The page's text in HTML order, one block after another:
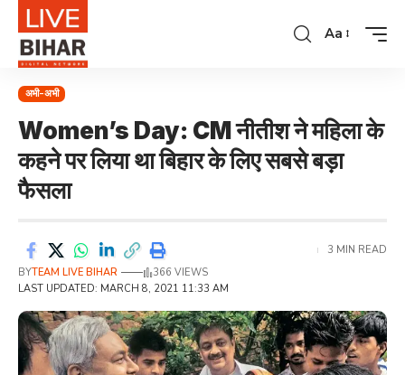
Aa
अभी-अभी
Women’s Day: CM नीतीश ने महिला के
कहने पर लिया था बिहार के लिए सबसे बड़ा
फैसला
LAST UPDATED: MARCH 8, 2021 11:33 AM
BYTEAM LIVE BIHAR 366 VIEWS
3 MIN READ